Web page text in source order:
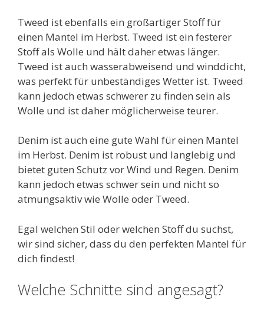
Tweed ist ebenfalls ein großartiger Stoff für
einen Mantel im Herbst. Tweed ist ein festerer
Stoff als Wolle und hält daher etwas länger.
Tweed ist auch wasserabweisend und winddicht,
was perfekt für unbeständiges Wetter ist. Tweed
kann jedoch etwas schwerer zu finden sein als
Wolle und ist daher möglicherweise teurer.
Denim ist auch eine gute Wahl für einen Mantel
im Herbst. Denim ist robust und langlebig und
bietet guten Schutz vor Wind und Regen. Denim
kann jedoch etwas schwer sein und nicht so
atmungsaktiv wie Wolle oder Tweed.
Egal welchen Stil oder welchen Stoff du suchst,
wir sind sicher, dass du den perfekten Mantel für
dich findest!
Welche Schnitte sind angesagt?